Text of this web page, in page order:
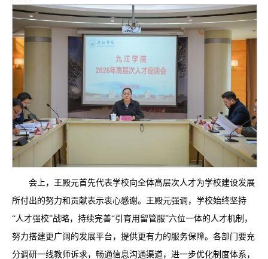
会上，王殿元首先代表学校向全体高层次人才为学校建设发展
所付出的努力和贡献表示衷心感谢。王殿元强调，学校始终坚持
“人才强校”战略，持续完善“引育用留管服”六位一体的人才机制，
努力搭建更广阔的发展平台，提供更有力的服务保障。各部门要充
分调研一线教师诉求，畅通信息沟通渠道，进一步优化制度体系，